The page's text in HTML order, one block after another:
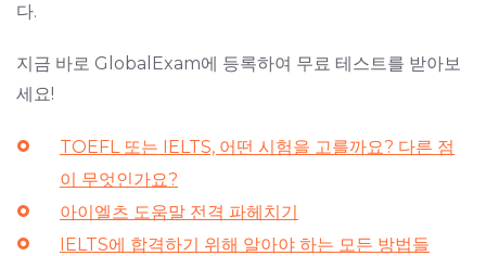
다.
지금 바로 GlobalExam에 등록하여 무료 테스트를 받아보
세요!
TOEFL 또는 IELTS, 어떤 시험을 고를까요? 다른 점
이 무엇인가요?
아이엘츠 도움말 전격 파헤치기
IELTS에 합격하기 위해 알아야 하는 모든 방법들